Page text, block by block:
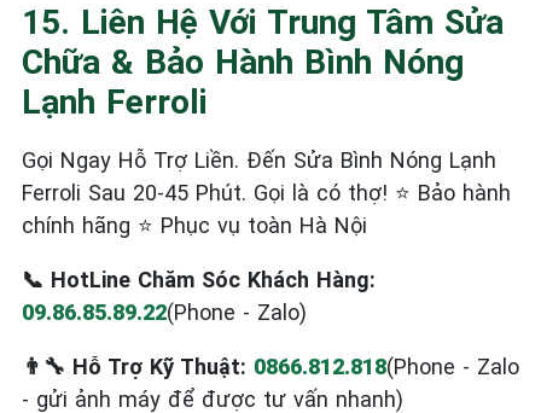
15. Liên Hệ Với Trung Tâm Sửa
Chữa & Bảo Hành Bình Nóng
Lạnh Ferroli
Gọi Ngay Hỗ Trợ Liền. Đến Sửa Bình Nóng Lạnh
Ferroli Sau 20-45 Phút. Gọi là có thợ! ⭐ Bảo hành
chính hãng ⭐ Phục vụ toàn Hà Nội
📞 HotLine Chăm Sóc Khách Hàng:
09.86.85.89.22(Phone - Zalo)
👨‍🔧 Hỗ Trợ Kỹ Thuật: 0866.812.818(Phone - Zalo
- gửi ảnh máy để được tư vấn nhanh)